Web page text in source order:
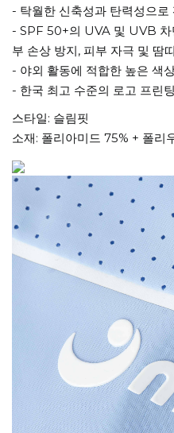
- 탁월한 신축성과 탄력성으로
- SPF 50+의 UVA 및 UVB 차
부 손상 방지, 피부 자극 및 땀
- 야외 활동에 적합한 높은 색
- 한국 최고 수준의 로고 프린
스타일: 슬림핏
소재: 폴리아미드 75% + 폴리